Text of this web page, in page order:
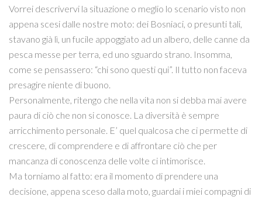
Vorrei descrivervi la situazione o meglio lo scenario visto non
appena scesi dalle nostre moto: dei Bosniaci, o presunti tali,
stavano già lì, un fucile appoggiato ad un albero, delle canne da
pesca messe per terra, ed uno sguardo strano. Insomma,
come se pensassero: “chi sono questi qui”. Il tutto non faceva
presagire niente di buono.
Personalmente, ritengo che nella vita non si debba mai avere
paura di ciò che non si conosce. La diversità è sempre
arricchimento personale. E’ quel qualcosa che ci permette di
crescere, di comprendere e di affrontare ciò che per
mancanza di conoscenza delle volte ci intimorisce.
Ma torniamo al fatto: era il momento di prendere una
decisione, appena sceso dalla moto, guardai i miei compagni di